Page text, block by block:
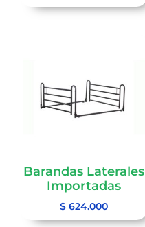
Barandas Laterales
Importadas
$ 624.000